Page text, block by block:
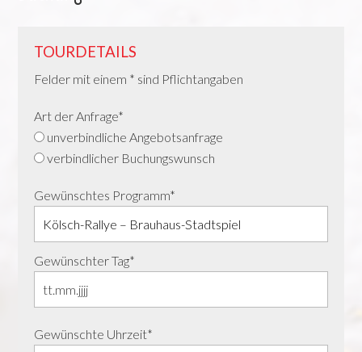
TOURDETAILS
Felder mit einem * sind Pflichtangaben
Art der Anfrage*
unverbindliche Angebotsanfrage
verbindlicher Buchungswunsch
Gewünschtes Programm*
Gewünschter Tag*
Gewünschte Uhrzeit*